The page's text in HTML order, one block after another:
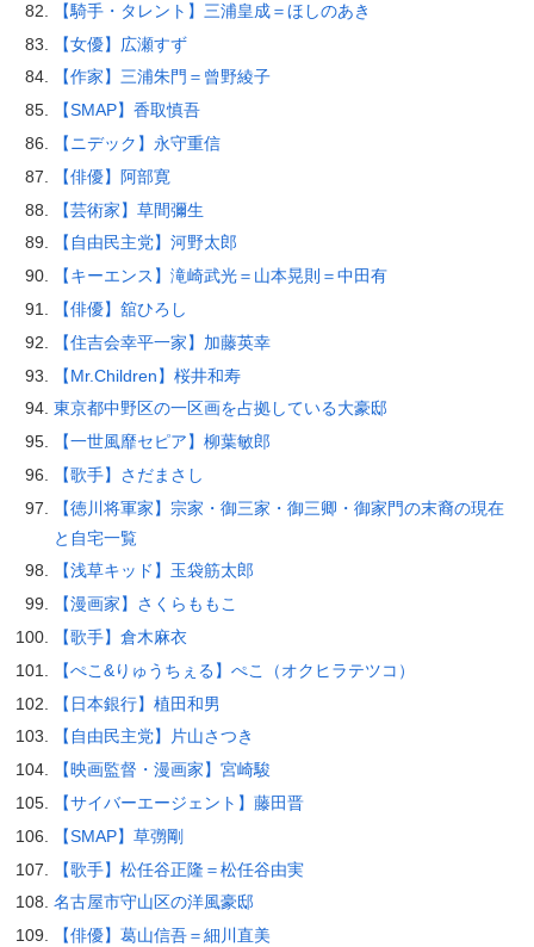
【騎手・タレント】三浦皇成＝ほしのあき
【女優】広瀬すず
【作家】三浦朱門＝曾野綾子
【SMAP】香取慎吾
【ニデック】永守重信
【俳優】阿部寛
【芸術家】草間彌生
【自由民主党】河野太郎
【キーエンス】滝崎武光＝山本晃則＝中田有
【俳優】舘ひろし
【住吉会幸平一家】加藤英幸
【Mr.Children】桜井和寿
東京都中野区の一区画を占拠している大豪邸
【一世風靡セピア】柳葉敏郎
【歌手】さだまさし
【徳川将軍家】宗家・御三家・御三卿・御家門の末裔の現在
と自宅一覧
【浅草キッド】玉袋筋太郎
【漫画家】さくらももこ
【歌手】倉木麻衣
【ぺこ&りゅうちぇる】ぺこ（オクヒラテツコ）
【日本銀行】植田和男
【自由民主党】片山さつき
【映画監督・漫画家】宮崎駿
【サイバーエージェント】藤田晋
【SMAP】草彅剛
【歌手】松任谷正隆＝松任谷由実
名古屋市守山区の洋風豪邸
【俳優】葛山信吾＝細川直美